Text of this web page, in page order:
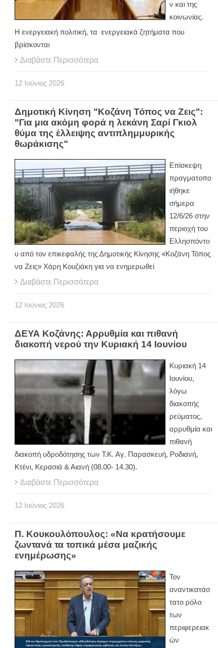
ν και της
κοινωνίας.
Η ενεργειακή πολιτική, τα ενεργειακά ζητήματα που
βρίσκονται
Διαβάστε Περισσότερα
12 Ιούνιος 2026
Δημοτική Κίνηση "Κοζάνη Τόπος να Ζεις":
"Για μια ακόμη φορά η λεκάνη Σαρί Γκιολ
θύμα της έλλειψης αντιπλημμυρικής
θωράκισης"
Επίσκεψη
πραγματοπο
ιήθηκε
σήμερα
12/6/26 στην
περιοχή του
Ελλησπόντο
υ από τον επικεφαλής της Δημοτικής Κίνησης «Κοζάνη Τόπος
να Ζεις» Χάρη Κουζιάκη για να ενημερωθεί
Διαβάστε Περισσότερα
12 Ιούνιος 2026
ΔΕΥΑ Κοζάνης: Αρρυθμία και πιθανή
διακοπή νερού την Κυριακή 14 Ιουνίου
Κυριακή 14
Ιουνίου,
λόγω
διακοπής
ρεύματος,
αρρυθμία και
πιθανή
διακοπή υδροδότησης των Τ.Κ. Αγ. Παρασκευή, Ροδιανή,
Κτένι, Κερασιά & Αιανή (08.00- 14.30).
Διαβάστε Περισσότερα
12 Ιούνιος 2026
Π. Κουκουλόπουλος: «Να κρατήσουμε
ζωντανά τα τοπικά μέσα μαζικής
ενημέρωσης»
Τον
αναντικατάσ
τατο ρόλο
των
περιφερειακ
ών